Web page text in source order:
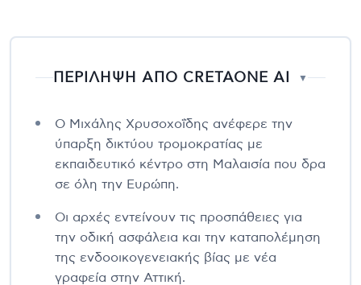
ΠΕΡΙΛΗΨΗ ΑΠΟ CRETAONE AI ▼
Ο Μιχάλης Χρυσοχοΐδης ανέφερε την
ύπαρξη δικτύου τρομοκρατίας με
εκπαιδευτικό κέντρο στη Μαλαισία που δρα
σε όλη την Ευρώπη.
Οι αρχές εντείνουν τις προσπάθειες για
την οδική ασφάλεια και την καταπολέμηση
της ενδοοικογενειακής βίας με νέα
γραφεία στην Αττική.